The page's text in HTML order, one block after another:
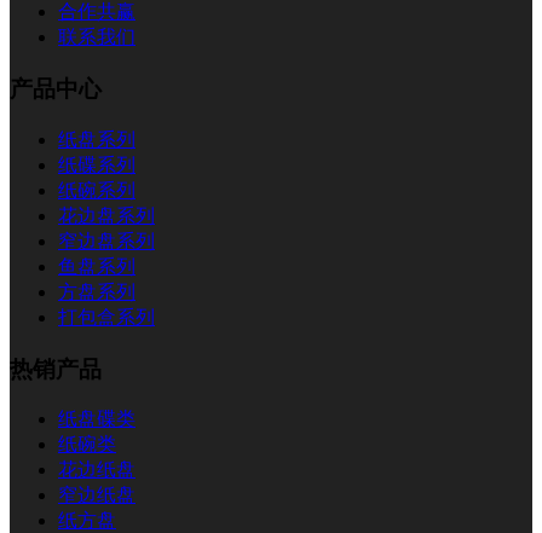
合作共赢
联系我们
产品中心
纸盘系列
纸碟系列
纸碗系列
花边盘系列
窄边盘系列
鱼盘系列
方盘系列
打包盒系列
热销产品
纸盘碟类
纸碗类
花边纸盘
窄边纸盘
纸方盘